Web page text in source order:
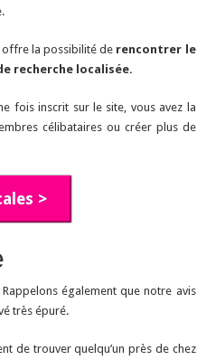
offre la possibilité de rencontrer le
recherche localisée.
fois inscrit sur le site, vous avez la
célibataires ou créer plus de
>
également que notre avis
très épuré.
de trouver quelqu’un près de chez